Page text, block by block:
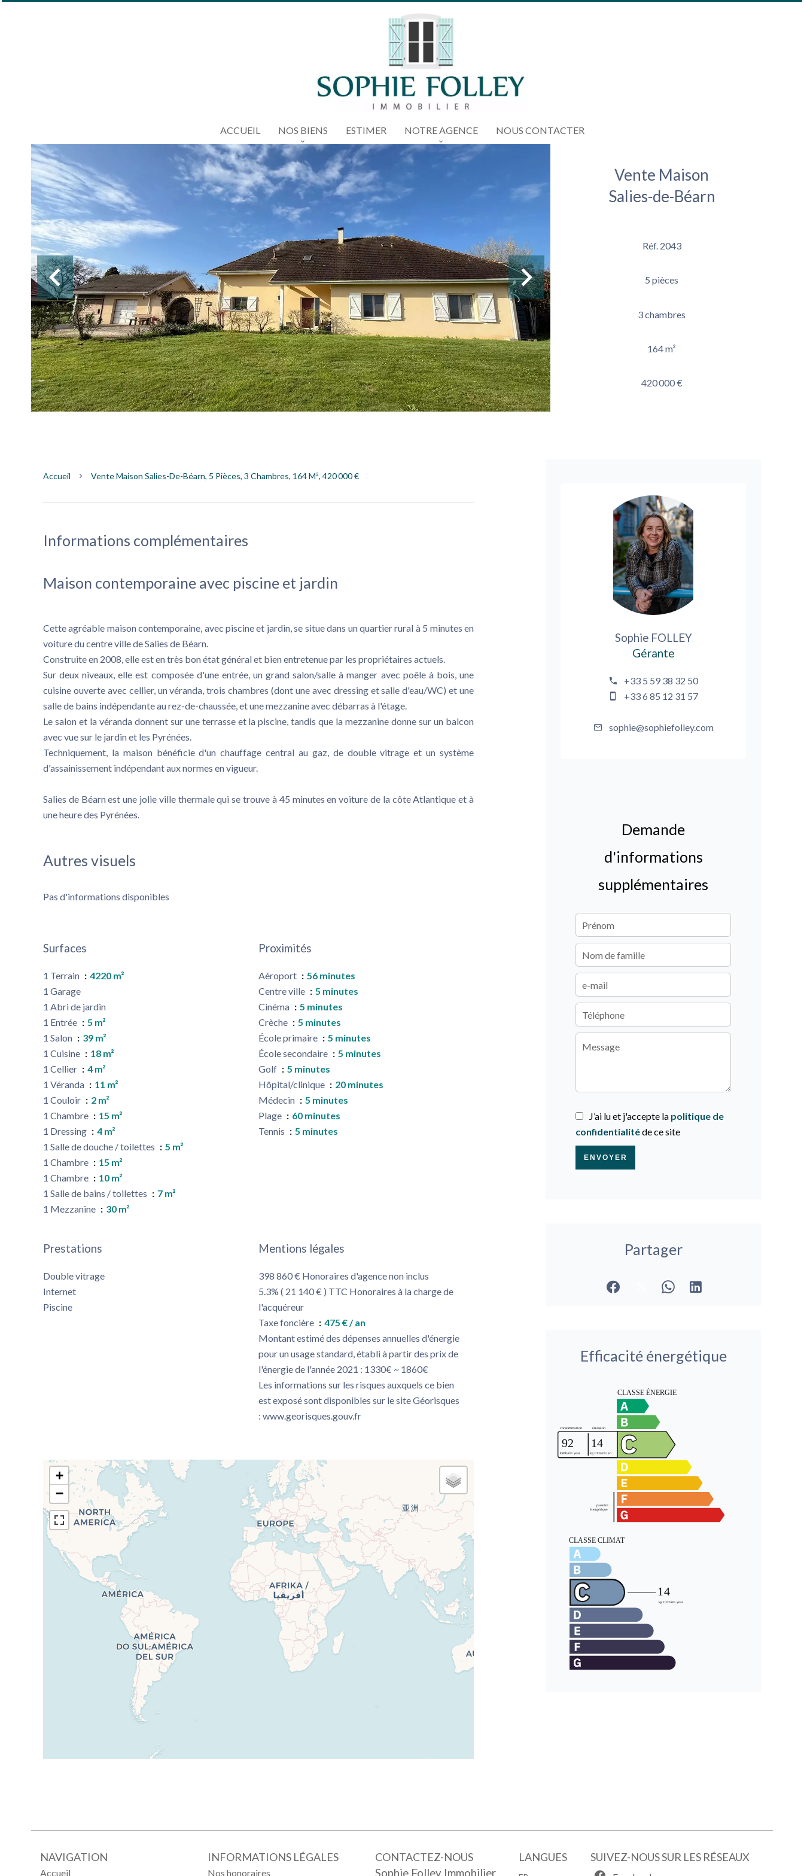
ACCUEIL NOS BIENS ESTIMER NOTRE AGENCE NOUS CONTACTER
Vente Maison
Salies-de-Béarn
Réf. 2043
5 pièces
3 chambres
164 m²
420 000 €
Accueil Vente Maison Salies-De-Béarn, 5 Pièces, 3 Chambres, 164 M², 420 000 €
Informations complémentaires
Maison contemporaine avec piscine et jardin
Cette agréable maison contemporaine, avec piscine et jardin, se situe dans un quartier rural à 5 minutes en
voiture du centre ville de Salies de Béarn.
Construite en 2008, elle est en très bon état général et bien entretenue par les propriétaires actuels.
Sur deux niveaux, elle est composée d'une entrée, un grand salon/salle à manger avec poêle à bois, une
cuisine ouverte avec cellier, un véranda, trois chambres (dont une avec dressing et salle d'eau/WC) et une
salle de bains indépendante au rez-de-chaussée, et une mezzanine avec débarras à l'étage.
Le salon et la véranda donnent sur une terrasse et la piscine, tandis que la mezzanine donne sur un balcon
avec vue sur le jardin et les Pyrénées.
Techniquement, la maison bénéficie d'un chauffage central au gaz, de double vitrage et un système
d'assainissement indépendant aux normes en vigueur.
Salies de Béarn est une jolie ville thermale qui se trouve à 45 minutes en voiture de la côte Atlantique et à
une heure des Pyrénées.
Autres visuels
Pas d'informations disponibles
Surfaces
1 Terrain
4220 m²
1 Garage
1 Abri de jardin
1 Entrée
5 m²
1 Salon
39 m²
1 Cuisine
18 m²
1 Cellier
4 m²
1 Véranda
11 m²
1 Couloir
2 m²
1 Chambre
15 m²
1 Dressing
4 m²
1 Salle de douche / toilettes
5 m²
1 Chambre
15 m²
1 Chambre
10 m²
1 Salle de bains / toilettes
7 m²
1 Mezzanine
30 m²
Proximités
Aéroport
56 minutes
Centre ville
5 minutes
Cinéma
5 minutes
Crèche
5 minutes
École primaire
5 minutes
École secondaire
5 minutes
Golf
5 minutes
Hôpital/clinique
20 minutes
Médecin
5 minutes
Plage
60 minutes
Tennis
5 minutes
Prestations
Double vitrage
Internet
Piscine
Mentions légales
398 860 € Honoraires d'agence non inclus
5.3% ( 21 140 € ) TTC Honoraires à la charge de
l'acquéreur
Taxe foncière
475 € / an
Montant estimé des dépenses annuelles d'énergie
pour un usage standard, établi à partir des prix de
l'énergie de l'année 2021 : 1330€ ~ 1860€
Les informations sur les risques auxquels ce bien
est exposé sont disponibles sur le site Géorisques
: www.georisques.gouv.fr
+
−
Sophie FOLLEY
Gérante
+33 5 59 38 32 50
+33 6 85 12 31 57
sophie@sophiefolley.com
Demande
d'informations
supplémentaires
J’ai lu et j'accepte la politique de
confidentialitéde ce site
ENVOYER
Partager
Efficacité énergétique
NAVIGATION
Accueil
INFORMATIONS LÉGALES
Nos honoraires
CONTACTEZ-NOUS
Sophie Folley Immobilier
LANGUES SUIVEZ-NOUS SUR LES RÉSEAUX